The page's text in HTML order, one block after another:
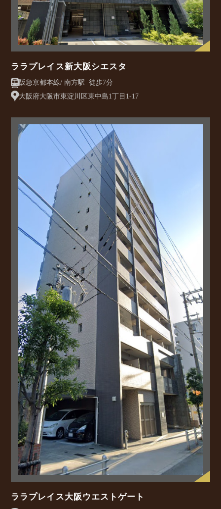
ララプレイス新大阪シエスタ
阪急京都本線/ 南方駅 徒歩7分
大阪府大阪市東淀川区東中島1丁目1-17
ララプレイス大阪ウエストゲート